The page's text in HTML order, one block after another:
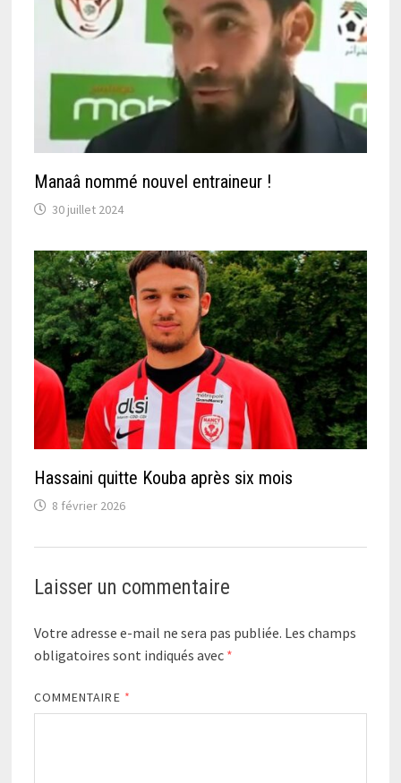
Manaâ nommé nouvel entraineur !
30 juillet 2024
Hassaini quitte Kouba après six mois
8 février 2026
Laisser un commentaire
Votre adresse e-mail ne sera pas publiée. Les champs
obligatoires sont indiqués avec *
COMMENTAIRE *